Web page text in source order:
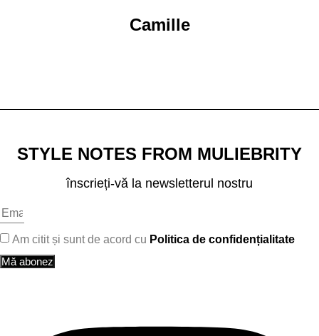
Camille
STYLE NOTES FROM MULIEBRITY
înscrieți-vă la newsletterul nostru
Am citit și sunt de acord cu Politica de confidențialitate
Mă abonez